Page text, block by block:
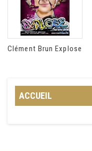
Clément Brun Explose
ACCUEIL